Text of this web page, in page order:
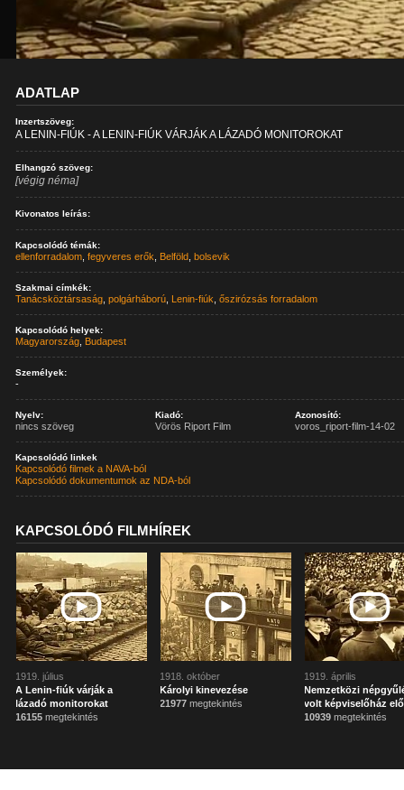
ADATLAP
Inzertszöveg:
A LENIN-FIÚK - A LENIN-FIÚK VÁRJÁK A LÁZADÓ MONITOROKAT
Elhangzó szöveg:
[végig néma]
Kivonatos leírás:
Kapcsolódó témák:
ellenforradalom ,fegyveres erők Belföld ,bolsevik
Szakmai címkék:
Tanácsköztársaság ,polgárháború Lenin-fiúk ,őszirózsás forradalom
Kapcsolódó helyek:
Magyarország Budapest
Személyek:
-
Nyelv:
nincs szöveg
Kiadó:
Vörös Riport Film
Azonosító:
voros_riport-film-14-02
Kapcsolódó linkek
Kapcsolódó filmek a NAVA-ból
Kapcsolódó dokumentumok az NDA-ból
KAPCSOLÓDÓ FILMHÍREK
1919. július
A Lenin-fiúk várják a
lázadó monitorokat
16155 megtekintés
1918. október
Károlyi kinevezése
21977 megtekintés
1919. április
Nemzetközi
volt képviselőház
10939 megtekintés